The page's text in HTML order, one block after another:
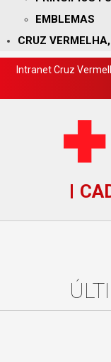
EMBLEMAS
CRUZ
Intranet Cruz